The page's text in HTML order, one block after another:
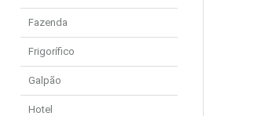
Fazenda
Frigorífico
Galpão
Hotel